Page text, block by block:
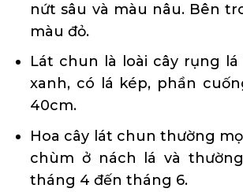
nứt sâu và màu nâu. Bên
màu đỏ.
Lát chun là loài cây rụng
xanh, có lá kép, phần
40cm.
Hoa cây lát chun thường
chùm ở nách lá và
tháng 4 đến tháng 6.